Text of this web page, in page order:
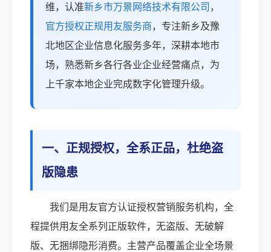
维，认准新乡市万景网络技术有限公司 ，
官方授权正规用友服务商，专注新乡及豫
北地区企业信息化服务多年，深耕本地市
场，熟悉新乡各行各业企业经营痛点，为
上千家本地企业完成数字化管理升级。
一、正规授权，全系正品，杜绝盗
版隐患
我们是用友官方认证授权营销服务机构，全
程提供用友全系列正版软件，无盗版、无破解
版、无捆绑隐形消费。主营产品覆盖企业全场景